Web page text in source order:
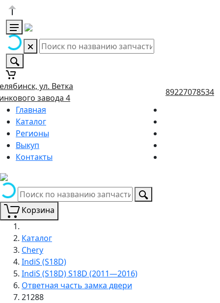
ул. Ветка
завода 4
89227078534
Главная
Каталог
Регионы
Выкуп
Контакты
Корзина
Каталог
Chery
IndiS (S18D)
IndiS (S18D) S18D (2011—2016)
Ответная часть замка двери
21288